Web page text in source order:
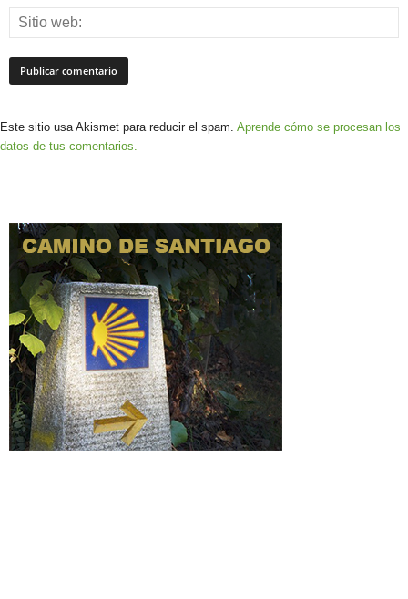
Este sitio usa Akismet para reducir el spam. Aprende cómo se procesan los
datos de tus comentarios.